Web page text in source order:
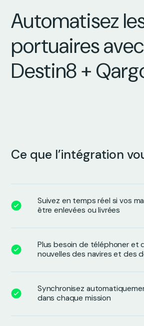
Automatisez
portuaires avec
Destin8 +
Ce que l’intégration
Suivez en temps réel si vos
être enlevées ou livrées
Plus besoin de téléphoner et
nouvelles des navires et des
Synchronisez
dans chaque mission